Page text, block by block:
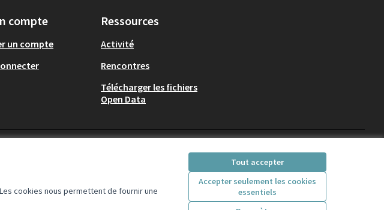
cookies nous permettent de fournir une
Tout accepter
Accepter seulement les cookies
essentiels
compte
un compte
Ressources
Activité
Rencontres
Télécharger les fichiers
Open Data
(Lien externe)
(Lien externe)(Lien externe)(Lien externe)
Licence Creative
(Lien externe)